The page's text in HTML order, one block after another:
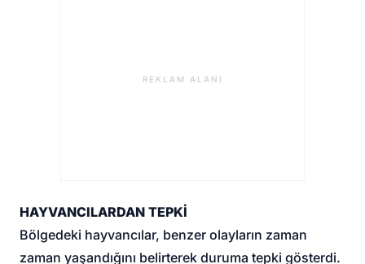
REKLAM ALANI
HAYVANCILARDAN TEPKİ
Bölgedeki hayvancılar, benzer olayların zaman
zaman yaşandığını belirterek duruma tepki gösterdi.